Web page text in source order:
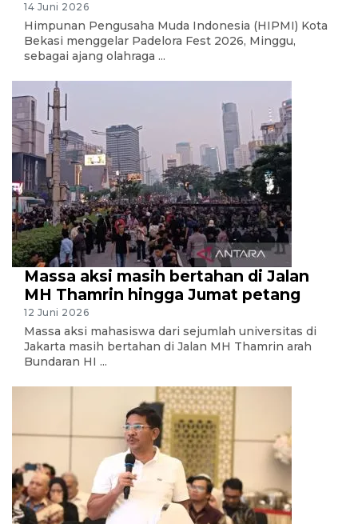
14 Juni 2026
Himpunan Pengusaha Muda Indonesia (HIPMI) Kota
Bekasi menggelar Padelora Fest 2026, Minggu,
sebagai ajang olahraga ...
Massa aksi masih bertahan di Jalan
MH Thamrin hingga Jumat petang
12 Juni 2026
Massa aksi mahasiswa dari sejumlah universitas di
Jakarta masih bertahan di Jalan MH Thamrin arah
Bundaran HI ...